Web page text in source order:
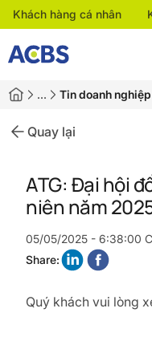
Khách hàng cá nhân
… Tin doanh nghiệp
Quay lại
ATG: Đại hội
niên năm
05/05/2025 - 6:38:00
Share:
Quý khách vui lòng